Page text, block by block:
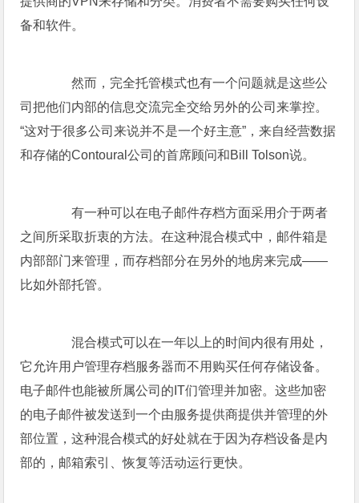
备和软件。
然而，完全托管模式也有一个问题就是这些公
司把他们内部的信息交流完全交给另外的公司来掌控。
“这对于很多公司来说并不是一个好主意”，来自经营数据
和存储的Contoural公司的首席顾问和Bill Tolson说。
有一种可以在电子邮件存档方面采用介于两者
之间所采取折衷的方法。在这种混合模式中，邮件箱是
内部部门来管理，而存档部分在另外的地房来完成——
比如外部托管。
混合模式可以在一年以上的时间内很有用处，
它允许用户管理存档服务器而不用购买任何存储设备。
电子邮件也能被所属公司的IT们管理并加密。这些加密
的电子邮件被发送到一个由服务提供商提供并管理的外
部位置，这种混合模式的好处就在于因为存档设备是内
部的，邮箱索引、恢复等活动运行更快。